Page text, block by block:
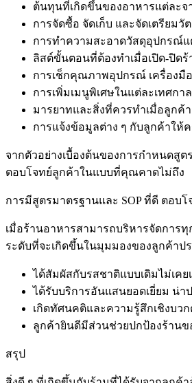
ต้นทุนที่เกิดขึ้นของอาหารแต่ละจ
การจัดซื้อ จัดเก็บ และจัดเตรียมวั
การทำความสะอาดวัสดุอุปกรณ์แ
ลิสต์ขั้นตอนที่ต้องทำเมื่อเปิด-ปิดร้
การเช็กคุณภาพอุปกรณ์ เครื่องมื
การเพิ่มเมนูพิเศษในแต่ละเทศก
มารยาทและสิ่งที่ควรทำเมื่อลูกค้
การแจ้งข้อมูลต่าง ๆ กับลูกค้าให้
จากตัวอย่างเบื้องต้นของการกำหนดสู
ตอบโจทย์ลูกค้าในแบบที่คุณคาดไม่ถึง
การมีสูตรมาตรฐานและ SOP ที่ดี ตอบ
เมื่อร้านอาหารสามารถบริหารจัดการ
ระดับที่จะเกิดขึ้นในมุมมองของลูกค้าป
ได้สัมผัสกับรสชาติแบบเดิมไม่เค
ได้รับบริการอันแสนยอดเยี่ยม น่า
เกิดทัศนคติและความรู้สึกเชิงบว
ลูกค้ายินดีมีส่วนช่วยปกป้องร้าน
สรุป